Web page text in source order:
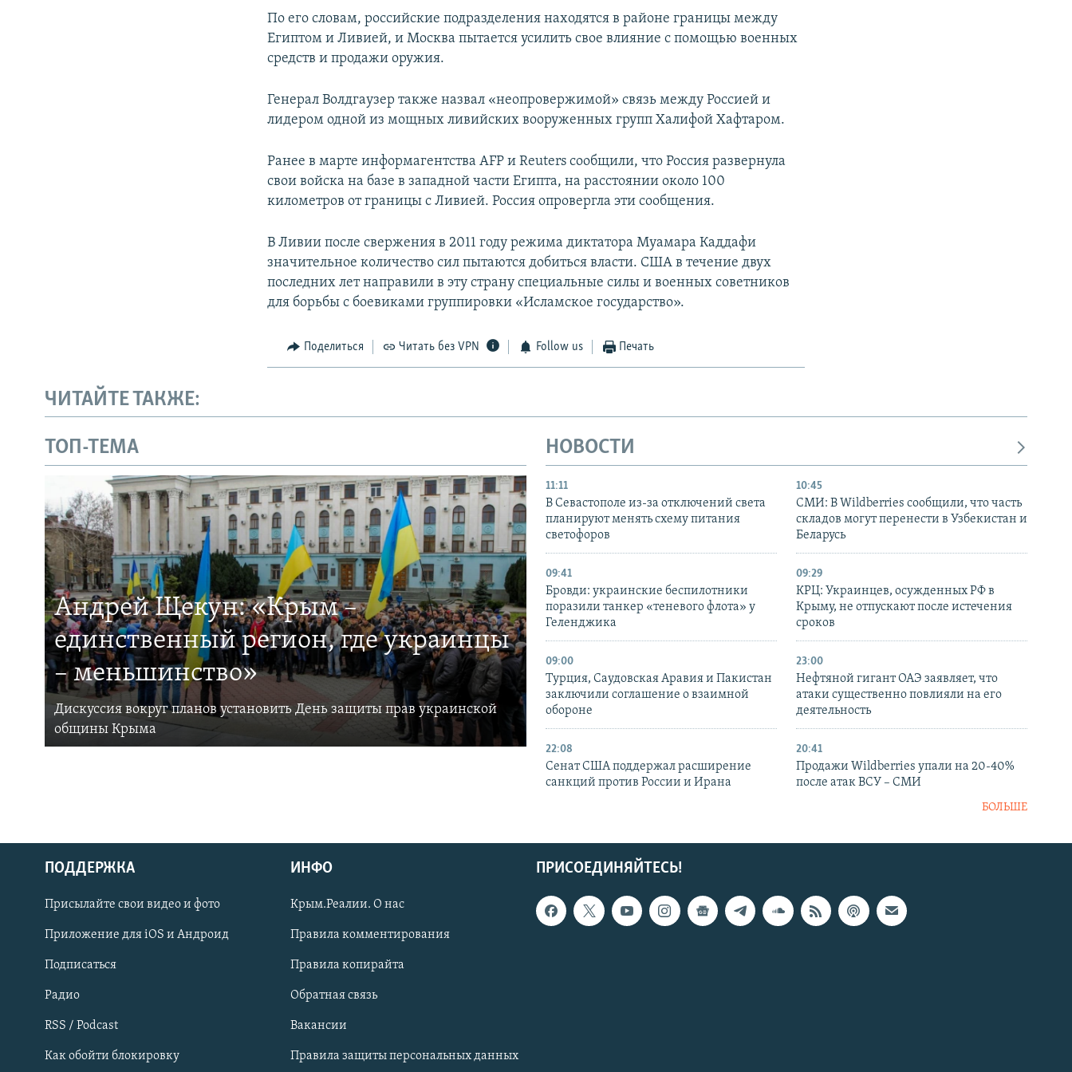
Українською
Qırımtatar
ПРИСОЕДИНЯЙТЕСЬ!
По его словам, российские подразделения находятся в районе границы между
Египтом и Ливией, и Москва пытается усилить свое влияние с помощью военных
средств и продажи оружия.
Генерал Волдгаузер также назвал «неопровержимой» связь между Россией и
лидером одной из мощных ливийских вооруженных групп Халифой Хафтаром.
Ранее в марте информагентства AFP и Reuters сообщили, что Россия развернула
свои войска на базе в западной части Египта, на расстоянии около 100
километров от границы с Ливией. Россия опровергла эти сообщения.
В Ливии после свержения в 2011 году режима диктатора Муамара Каддафи
значительное количество сил пытаются добиться власти. США в течение двух
последних лет направили в эту страну специальные силы и военных советников
для борьбы с боевиками группировки «Исламское государство».
Поделиться Читать без VPN Follow us Печать
ЧИТАЙТЕ ТАКЖЕ:
ТОП-ТЕМА
Андрей Щекун: «Крым –
единственный регион, где украинцы
– меньшинство»
Дискуссия вокруг планов установить День защиты прав украинской
общины Крыма
НОВОСТИ
11:11
В Севастополе из-за отключений света
планируют менять схему питания
светофоров
10:45
СМИ: В Wildberries сообщили, что часть
складов могут перенести в Узбекистан и
Беларусь
09:41
Бровди: украинские беспилотники
поразили танкер «теневого флота» у
Геленджика
09:29
КРЦ: Украинцев, осужденных РФ в
Крыму, не отпускают после истечения
сроков
09:00
Турция, Саудовская Аравия и Пакистан
заключили соглашение о взаимной
обороне
23:00
Нефтяной гигант ОАЭ заявляет, что
атаки существенно повлияли на его
деятельность
22:08
Сенат США поддержал расширение
санкций против России и Ирана
20:41
Продажи Wildberries упали на 20-40%
после атак ВСУ – СМИ
БОЛЬШЕ
ПРИСОЕДИНЯЙТЕСЬ!
ПОДДЕРЖКА
Присылайте свои видео и фото
Приложение для iOS и Андроид
Подписаться
Радио
RSS / Podcast
Как обойти блокировку
ИНФО
Крым.Реалии. О нас
Правила комментирования
Правила копирайта
Обратная связь
Вакансии
Правила защиты персональных данных